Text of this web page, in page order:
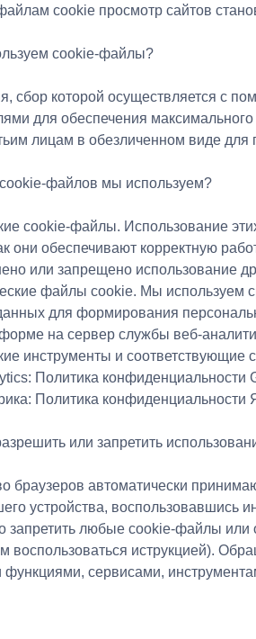
cookie просмотр сайтов
cookie-файлы?
сбор которой осуществляется с
для обеспечения
лицам в обезличенном виде для
файлов мы используем?
cookie-файлы. Использование
они обеспечивают корректную
или запрещено использование
файлы cookie. Мы используем
для формирования
на сервер службы веб-
инструменты и
Политика конфиденциальности
Политика конфиденциальности
или запретить
браузеров автоматически
устройства, воспользовавшись
запретить любые cookie-файлы или
воспользоваться иструкцией).
функциями, сервисами,